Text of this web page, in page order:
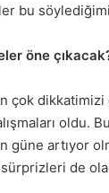
bu
öne
çok
oldu.
artıyor
de